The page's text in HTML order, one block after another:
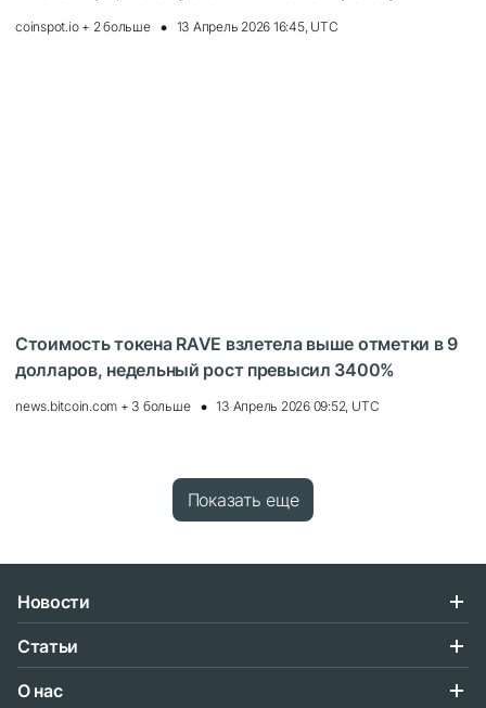
coinspot.io + 2 больше 13 Апрель 2026 16:45, UTC
Стоимость токена RAVE взлетела выше отметки в 9
долларов, недельный рост превысил 3400%
news.bitcoin.com + 3 больше 13 Апрель 2026 09:52, UTC
Показать еще
Новости
Статьи
О нас